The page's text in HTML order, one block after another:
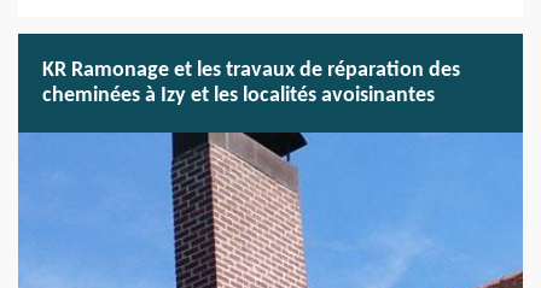
KR Ramonage et les travaux de réparation des
cheminées à Izy et les localités avoisinantes